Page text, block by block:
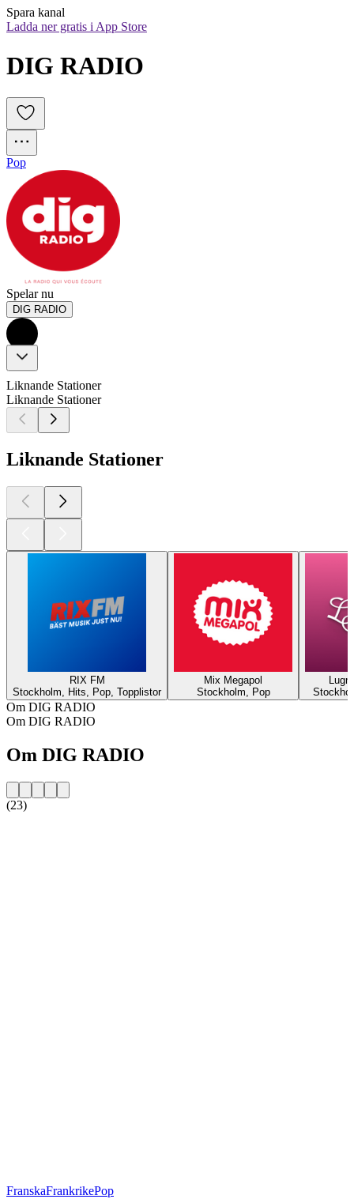
Spara kanal
Ladda ner gratis i App Store
DIG RADIO
Pop
Spelar nu
DIG RADIO
Liknande Stationer
Liknande Stationer
Liknande Stationer
RIX FM
Stockholm, Hits, Pop, Topplistor
Mix Megapol
Stockholm, Pop
Om DIG RADIO
Om DIG RADIO
Om DIG RADIO
(23)
FranskaFrankrikePop